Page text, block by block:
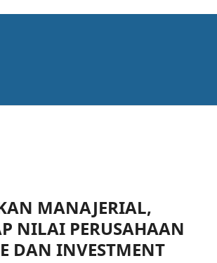
MANAJERIAL,
NILAI PERUSAHAAN
DAN INVESTMENT